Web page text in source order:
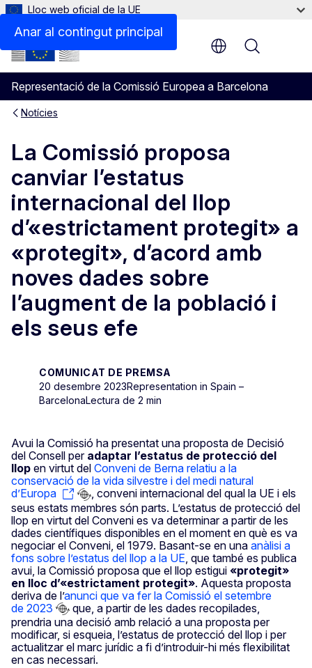
Anar al contingut principal
Lloc web oficial de la UE
Representació de la Comissió Europea a Barcelona
Menu
Notícies
La Comissió proposa
canviar l’estatus
internacional del llop
d’«estrictament protegit» a
«protegit», d’acord amb
noves dades sobre
l’augment de la població i
els seus efe
COMUNICAT DE PREMSA
20 desembre 2023Representation in Spain –
BarcelonaLectura de 2 min
Avui la Comissió ha presentat una proposta de Decisió
del Consell per adaptar l’estatus de protecció del
llop en virtut del Conveni de Berna relatiu a la
conservació de la vida silvestre i del medi natural
d’Europa
, conveni internacional del qual la UE i els
seus estats membres són parts. L’estatus de protecció del
llop en virtut del Conveni es va determinar a partir de les
dades científiques disponibles en el moment en què es va
negociar el Conveni, el 1979. Basant-se en una anàlisi a
fons sobre l’estatus del llop a la UE , que també es publica
avui, la Comissió proposa que el llop estigui «protegit»
en lloc d’«estrictament protegit». Aquesta proposta
deriva de l’anunci que va fer la Comissió el setembre
de 2023
que, a partir de les dades recopilades,
prendria una decisió amb relació a una proposta per
modificar, si esqueia, l’estatus de protecció del llop i per
actualitzar el marc jurídic a fi d’introduir-hi més flexibilitat
en cas necessari.